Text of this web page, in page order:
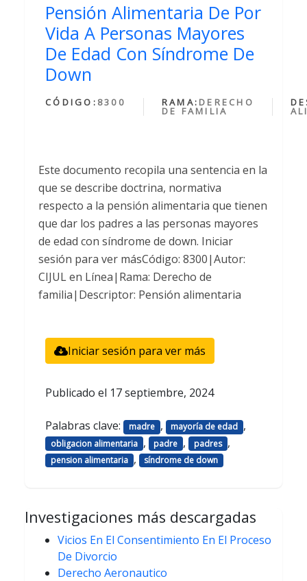
Pensión Alimentaria De Por
Vida A Personas Mayores
De Edad Con Síndrome De
Down
CÓDIGO: 8300 RAMA: DERECHO
DE FAMILIA
Este documento recopila una sentencia en la
que se describe doctrina, normativa
respecto a la pensión alimentaria que tienen
que dar los padres a las personas mayores
de edad con síndrome de down. Iniciar
sesión para ver másCódigo: 8300|Autor:
CIJUL en Línea|Rama: Derecho de
familia|Descriptor: Pensión alimentaria
Iniciar sesión para ver más
Publicado el 17 septiembre, 2024
Palabras clave: madre , mayoría de edad ,
obligacion alimentaria , padre , padres ,
pension alimentaria , síndrome de down
Investigaciones más descargadas
Vicios En El Consentimiento En El Proceso
De Divorcio
Derecho Aeronautico